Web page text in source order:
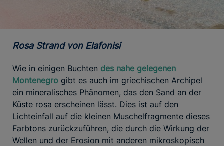
Rosa Strand von Elafonisi
Wie in einigen Buchten des nahe gelegenen
Montenegro gibt es auch im griechischen Archipel
ein mineralisches Phänomen, das den Sand an der
Küste rosa erscheinen lässt. Dies ist auf den
Lichteinfall auf die kleinen Muschelfragmente dieses
Farbtons zurückzuführen, die durch die Wirkung der
Wellen und der Erosion mit anderen mikroskopisch